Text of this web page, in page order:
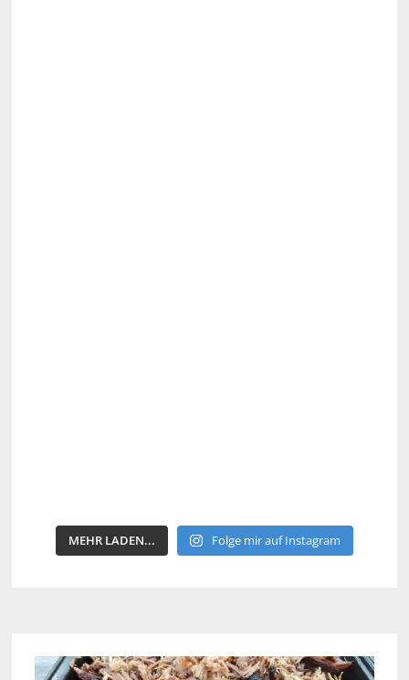
MEHR LADEN... Folge mir auf Instagram